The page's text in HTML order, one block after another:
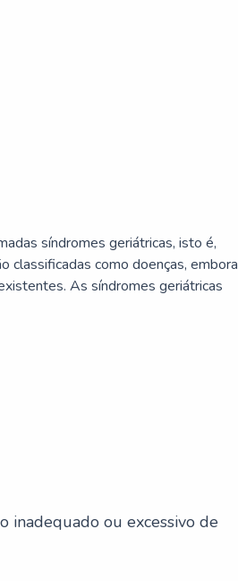
síndromes geriátricas, isto é,
classificadas como doenças, embora
As síndromes geriátricas
inadequado ou excessivo de